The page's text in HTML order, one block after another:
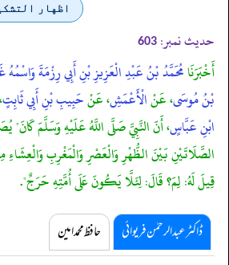
اظهار
حدیث نمبر: 603
أَخْبَرَنَامُحَمَّدُ بْنُ عَبْدِ الْعَزِيزِ بْنِ أَبِي رِزْمَةَ وَاسْمُهُ
بْنُ مُوسَى، عَنْالْأَعْمَشِ، عَنْحَبِيبِ بْنِ أَبِي ثَابِتٍ
ابْنِ عَبَّاسٍ، أَنّ النَّبِيَّ صَلَّى اللَّهُ عَلَيْهِ وَسَلَّمَ كَانَ"
الصَّلَاتَيْنِ بَيْنَ الظُّهْرِ وَالْعَصْرِ وَالْمَغْرِبِ
قِيلَ لَهُ: لِمَ؟ قَالَ: لِئَلَّا يَكُونَ عَلَى أُمَّتِهِ حَرَجٌ".
ڈاکٹر عبدالرحمٰن فریوائی حافظ محمد امین